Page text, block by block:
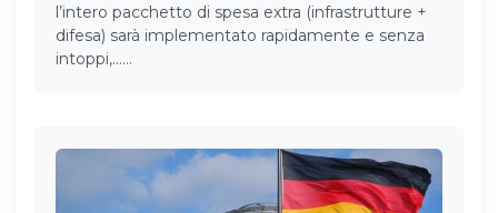
l’intero pacchetto di spesa extra (infrastrutture +
difesa) sarà implementato rapidamente e senza
intoppi,……